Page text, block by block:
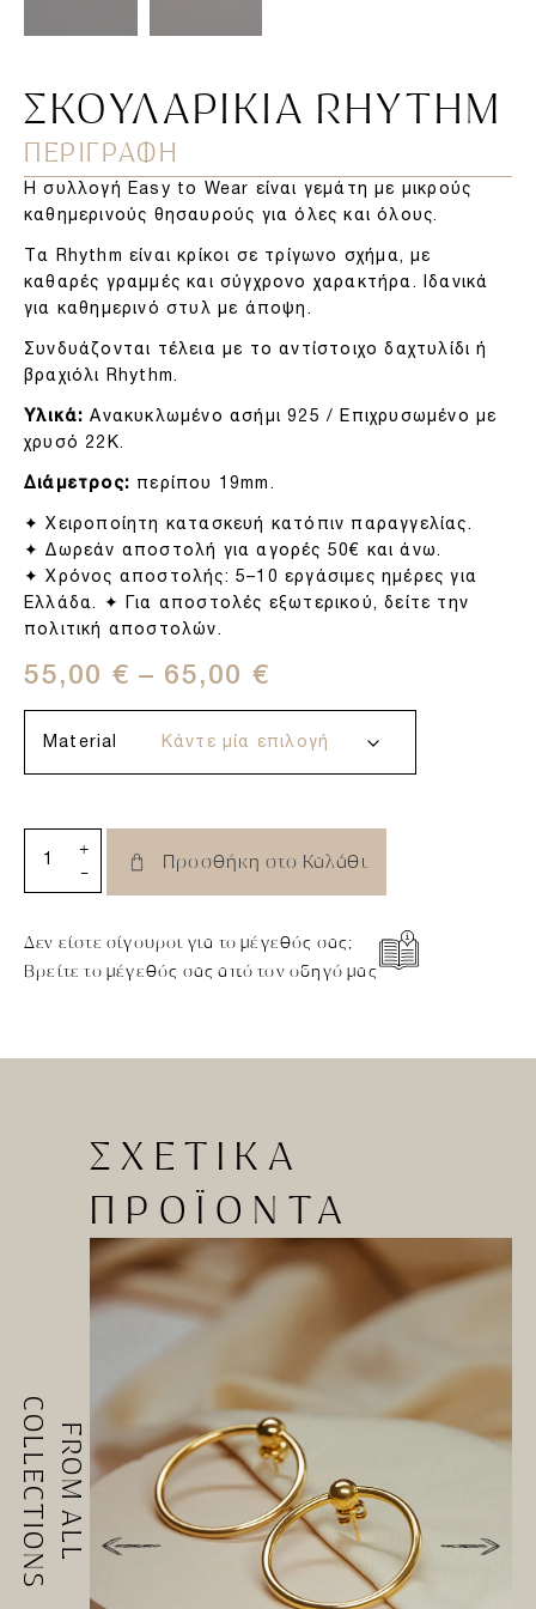
ΣΚΟΥΛΑΡΊΚΙΑ RHYTHM
ΠΕΡΙΓΡΑΦΗ
Η συλλογή Easy to Wear είναι γεμάτη με μικρούς
καθημερινούς θησαυρούς για όλες και όλους.
Τα Rhythm είναι κρίκοι σε τρίγωνο σχήμα, με
καθαρές γραμμές και σύγχρονο χαρακτήρα. Ιδανικά
για καθημερινό στυλ με άποψη.
Συνδυάζονται τέλεια με το αντίστοιχο δαχτυλίδι ή
βραχιόλι Rhythm.
Υλικά: Ανακυκλωμένο ασήμι 925 / Επιχρυσωμένο με
χρυσό 22Κ.
Διάμετρος: περίπου 19mm.
✦ Χειροποίητη κατασκευή κατόπιν παραγγελίας.
✦ Δωρεάν αποστολή για αγορές 50€ και άνω.
✦ Χρόνος αποστολής: 5–10 εργάσιμες ημέρες για
Ελλάδα. ✦ Για αποστολές εξωτερικού, δείτε την
πολιτική αποστολών.
55,00 € – 65,00 €
Material
-
+
Προσθήκη στο Καλάθι
Δεν είστε σίγουροι για το μέγεθός σας;
Βρείτε το μέγεθός σας από τον οδηγό μας
FROM ALL
COLLECTIONS
ΣΧΕΤΙΚΑ
ΠΡΟΪΟΝΤΑ